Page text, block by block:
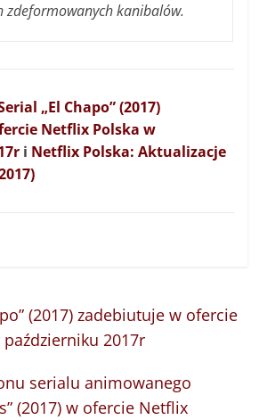
zdeformowanych kanibalów.
„El Chapo” (2017)
Netflix Polska w
i Netflix Polska: Aktualizacje
(2017) zadebiutuje w ofercie
2017r
serialu animowanego
(2017) w ofercie Netflix